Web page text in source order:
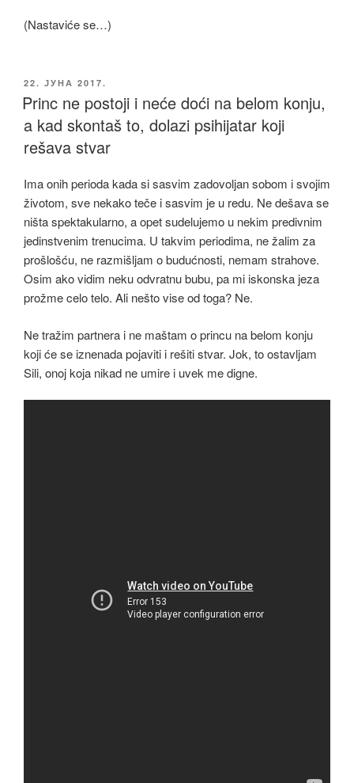
(Nastaviće se…)
ОБЈАВЉЕНО
22. ЈУНА 2017.
Princ ne postoji i neće doći na belom konju,
a kad skontaš to, dolazi psihijatar koji
rešava stvar
Ima onih perioda kada si sasvim zadovoljan sobom i svojim
životom, sve nekako teče i sasvim je u redu. Ne dešava se
ništa spektakularno, a opet sudelujemo u nekim predivnim
jedinstvenim trenucima. U takvim periodima, ne žalim za
prošlošću, ne razmišljam o budućnosti, nemam strahove.
Osim ako vidim neku odvratnu bubu, pa mi iskonska jeza
prožme celo telo. Ali nešto vise od toga? Ne.
Ne tražim partnera i ne maštam o princu na belom konju
koji će se iznenada pojaviti i rešiti stvar. Jok, to ostavljam
Sili, onoj koja nikad ne umire i uvek me digne.